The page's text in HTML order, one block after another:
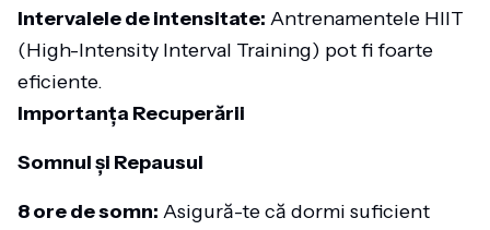
Intervalele de intensitate: Antrenamentele HIIT
(High-Intensity Interval Training) pot fi foarte
eficiente.
Importanța Recuperării
Somnul și Repausul
8 ore de somn: Asigură-te că dormi suficient